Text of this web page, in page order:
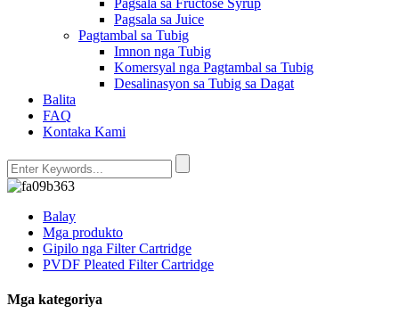
Pagsala sa Fructose Syrup
Pagsala sa Juice
Pagtambal sa Tubig
Imnon nga Tubig
Komersyal nga Pagtambal sa Tubig
Desalinasyon sa Tubig sa Dagat
Balita
FAQ
Kontaka Kami
Balay
Mga produkto
Gipilo nga Filter Cartridge
PVDF Pleated Filter Cartridge
Mga kategoriya